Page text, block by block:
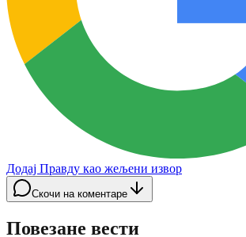
Додај Правду као жељени извор
Скочи на коментаре
Повезане вести